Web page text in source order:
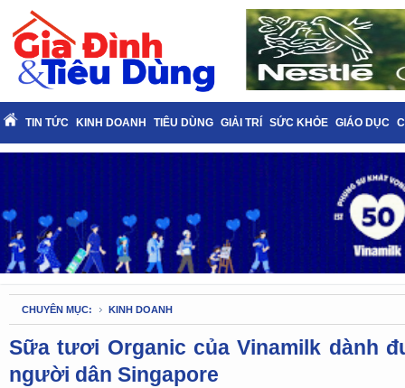
TIN TỨC KINH DOANH TIÊU DÙNG GIẢI TRÍ SỨC KHỎE GIÁO DỤC
CHUYÊN MỤC: KINH DOANH
Sữa tươi Organic của Vinamilk dành
người dân Singapore